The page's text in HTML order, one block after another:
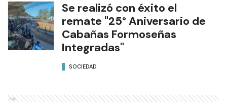
Se realizó con éxito el
remate "25° Aniversario de
Cabañas Formoseñas
Integradas"
SOCIEDAD
Ads